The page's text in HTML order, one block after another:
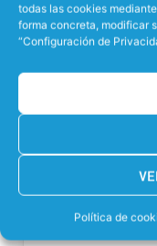
todas las cookies
forma concreta, modificar
“Configuración de
Política de
Alba